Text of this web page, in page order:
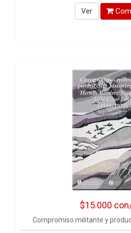
Ver
$15.000
Compromiso militante y